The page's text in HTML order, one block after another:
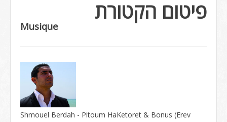
פיטום הקטורת
Musique
Shmouel Berdah - Pitoum HaKetoret & Bonus (Erev